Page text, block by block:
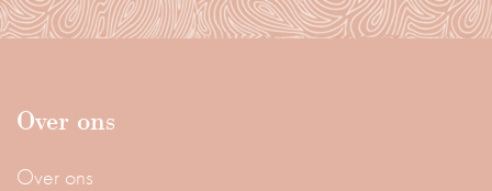
Over ons
Over ons